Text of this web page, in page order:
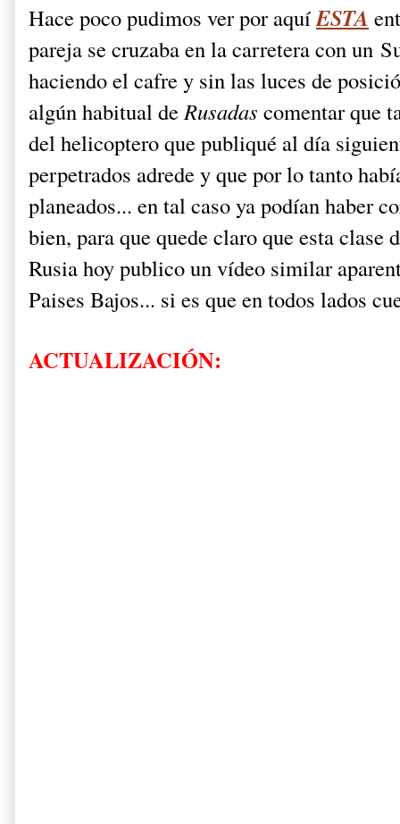
Hace poco pudimos ver por aquíESTA
pareja se cruzaba en la carretera con un
haciendo el cafre y sin las luces de
algún habitual deRusadas comentar que
del helicoptero que publiqué al día
perpetrados adrede y que por lo tanto
planeados... en tal caso ya podían haber
bien, para que quede claro que esta clase
Rusia hoy publico un vídeo similar
Paises Bajos... si es que en todos lados
ACTUALIZACIÓN: